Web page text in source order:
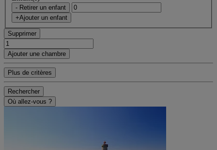
- Retirer un enfant
+Ajouter un enfant
Supprimer
Ajouter une chambre
Plus de critères
Rechercher
Où allez-vous ?